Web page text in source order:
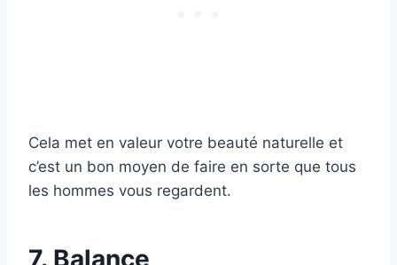
Cela met en valeur votre beauté naturelle et
c’est un bon moyen de faire en sorte que tous
les hommes vous regardent.
7. Balance